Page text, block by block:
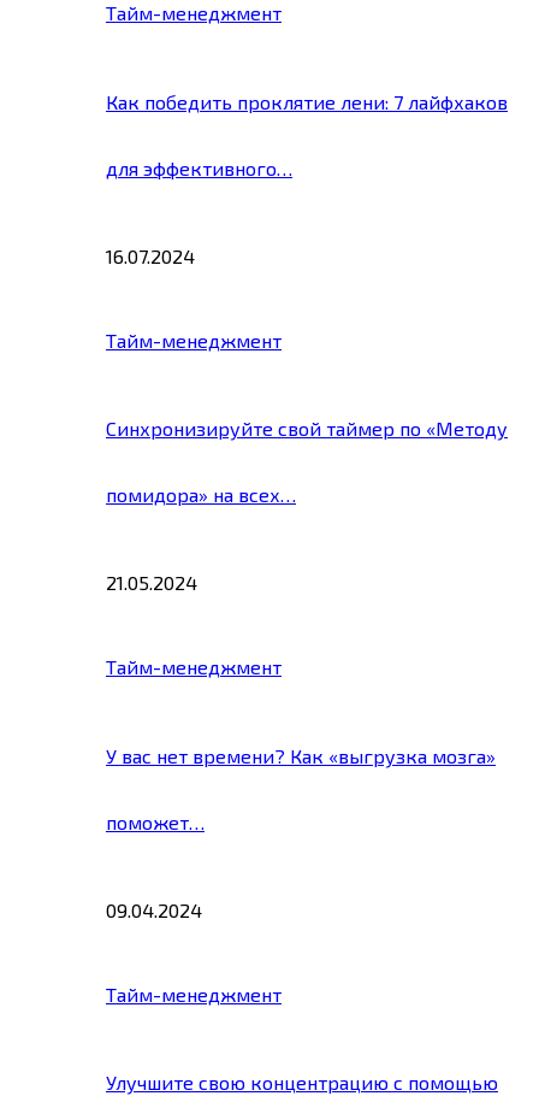
Тайм-менеджмент
Как победить проклятие лени: 7 лайфхаков
для эффективного…
16.07.2024
Тайм-менеджмент
Синхронизируйте свой таймер по «Методу
помидора» на всех…
21.05.2024
Тайм-менеджмент
У вас нет времени? Как «выгрузка мозга»
поможет…
09.04.2024
Тайм-менеджмент
Улучшите свою концентрацию с помощью